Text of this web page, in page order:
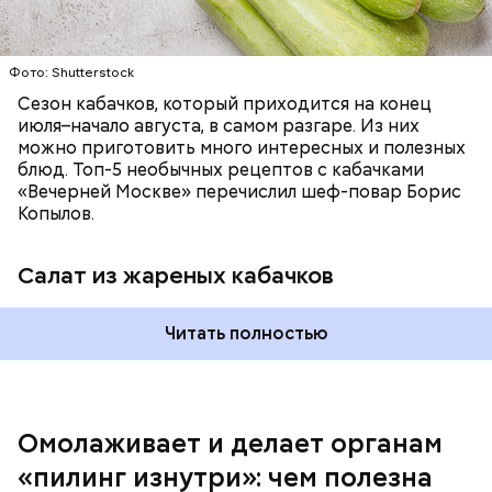
Фото: Shutterstock
Сезон кабачков, который приходится на конец
июля–начало августа, в самом разгаре. Из них
можно приготовить много интересных и полезных
блюд. Топ-5 необычных рецептов с кабачками
«Вечерней Москве» перечислил шеф-повар Борис
Копылов.
Салат из жареных кабачков
Читать полностью
Омолаживает и делает органам
«пилинг изнутри»: чем полезна
кремний — укрепляет кости, зубы, волосы и
ногти и оказывает омолаживающее действие;
клетчатка — достаточно нежная и забирает
излишки холестерина, сахара и соли тяжелых
Вред дыни
Фото: Shutterstock
А врач-эндокринолог Алексей Калинчев рассказал,
что существует множество блюд, где используют
возникновения дефицитов микроэлементов, —
заверил специалист.